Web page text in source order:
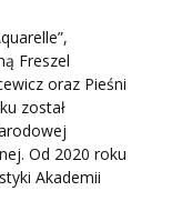
Freszel
oraz Pieśni
został
Od 2020 roku
Akademii